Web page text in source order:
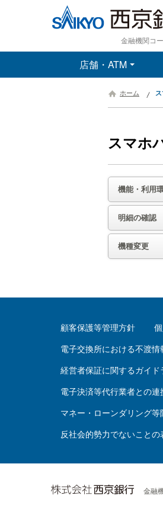
金融機関コ
店舗・ATM
ホーム
スマホ
機能・利用
明細の確認
機種変更
顧客保護等管理方針
電子交換所における不渡
経営者保証に関するガイ
電子決済等代行業者との連
マネー・ローンダリング
反社会的勢力でないこと
金融